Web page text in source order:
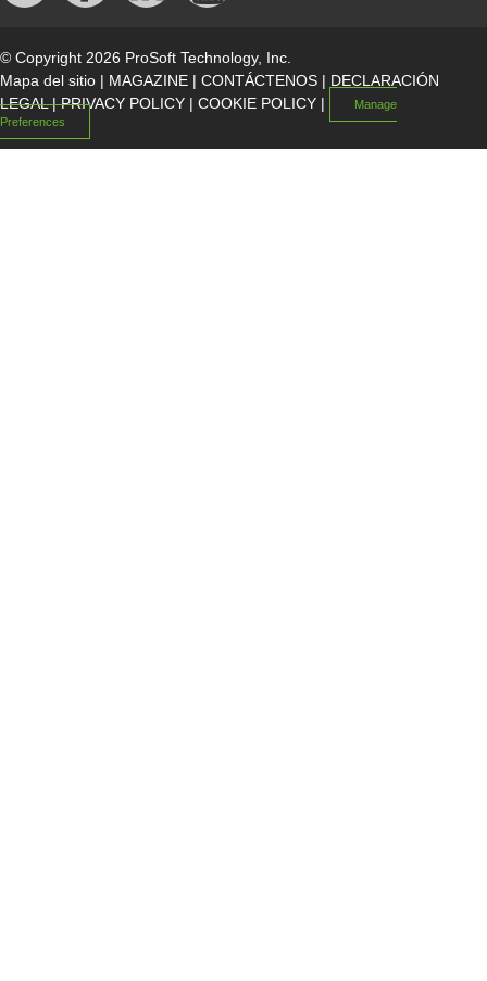
© Copyright 2026 ProSoft Technology, Inc.
Mapa del sitio | MAGAZINE | CONTÁCTENOS | DECLARACIÓN
LEGAL|PRIVACY POLICY | COOKIE POLICY |
Manage
Preferences